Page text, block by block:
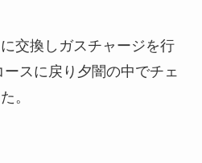
交換しガスチャージを行
スに戻り夕闇の中でチェ
。